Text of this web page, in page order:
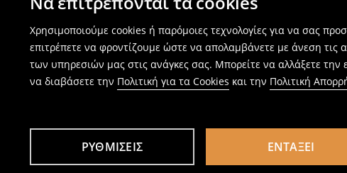
Χρησιμοποιούμε cookies ή παρόμοιες τεχνολογίες για να σας
επιτρέπετε να φροντίζουμε ώστε να απολαμβάνετε με άνεση
των υπηρεσιών μας στις ανάγκες σας. Μπορείτε να αλλάξετε την
να διαβάσετε την Πολιτική για τα Cookies και την Πολιτική
ΡΥΘΜΊΣΕΙΣ ΕΝΤΆΞΕΙ